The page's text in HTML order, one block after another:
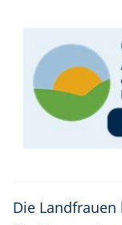
Die Landfrauen